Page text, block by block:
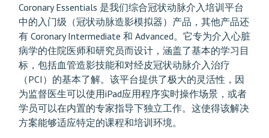
Coronary Essentials 是我们综合冠状动脉介入培训平台
中的入门级（冠状动脉造影模拟器）产品，其他产品还
有 Coronary Intermediate 和 Advanced。它专为介入心脏
病学的住院医师和研究员而设计，涵盖了基本的学习目
标，包括血管造影技能和对经皮冠状动脉介入治疗
（PCI）的基本了解。该平台提供了极大的灵活性，因
为监督医生可以使用iPad应用程序实时操作场景，或者
学员可以在内置的专家指导下独立工作。这使得该解决
方案能够适应特定的课程和培训环境。